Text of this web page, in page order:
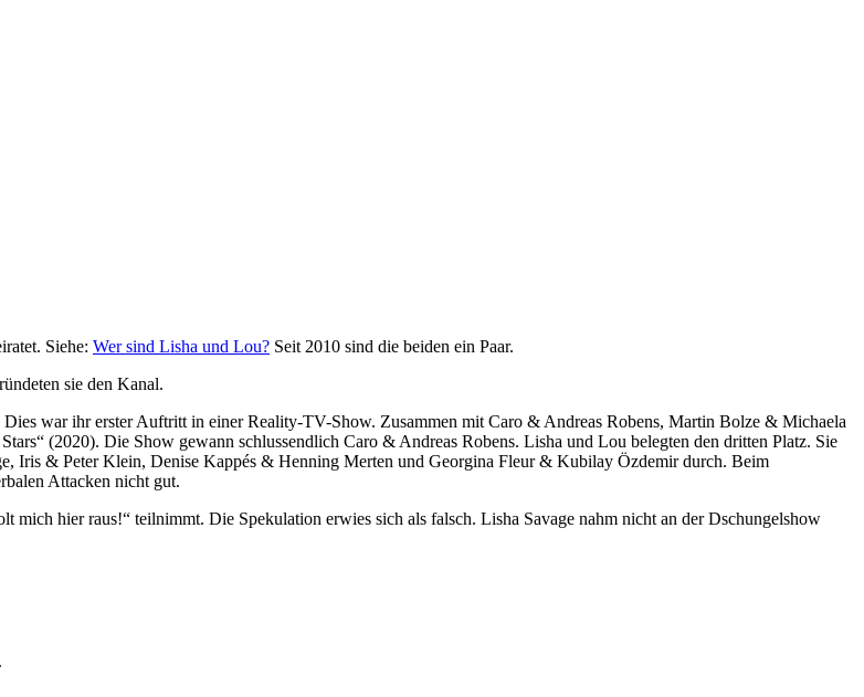
Siehe: Wer sind Lisha und Lou? Seit 2010 sind die beiden ein Paar.
sie den Kanal.
Dies war ihr erster Auftritt in einer Reality-TV-Show. Zusammen mit Caro & Andreas Robens, Martin Bolze & Michaela
(2020). Die Show gewann schlussendlich Caro & Andreas Robens. Lisha und Lou belegten den dritten Platz. Sie
Iris & Peter Klein, Denise Kappés & Henning Merten und Georgina Fleur & Kubilay Özdemir durch. Beim
Attacken nicht gut.
hier raus!“ teilnimmt. Die Spekulation erwies sich als falsch. Lisha Savage nahm nicht an der Dschungelshow
.